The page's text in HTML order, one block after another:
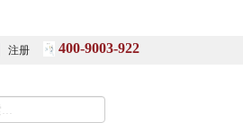
注册 400-9003-922